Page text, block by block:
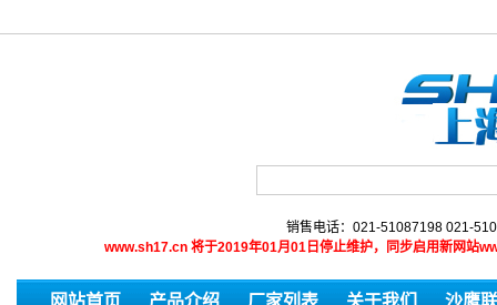
销售电话：021-51087198 021-
www.sh17.cn 将于2019年01月01日停止维护，同步启用新网站
网站首页 产品介绍 厂家列表 关于我们 沙鹰